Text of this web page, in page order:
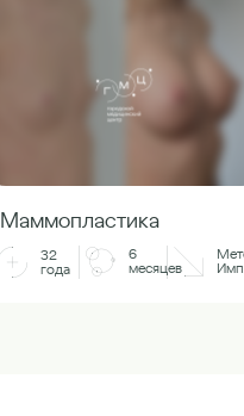
Маммопластика
32
года
6
месяцев